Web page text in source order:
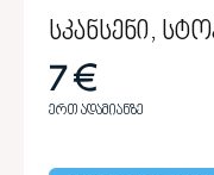
სკანსენი,
7 €
ერთ ადამიანზე